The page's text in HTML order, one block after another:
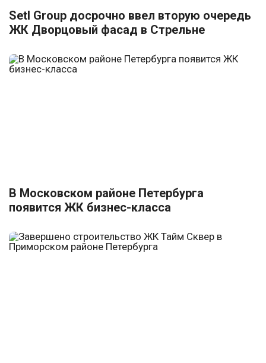
Setl Group досрочно ввел вторую очередь
ЖК Дворцовый фасад в Стрельне
В Московском районе Петербурга
появится ЖК бизнес-класса